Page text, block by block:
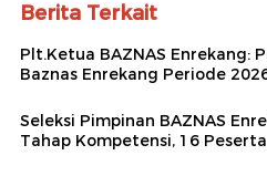
Berita Terkait
Plt.Ketua BAZNAS Enrekang:
Baznas Enrekang Periode
Seleksi Pimpinan BAZNAS
Tahap Kompetensi, 16